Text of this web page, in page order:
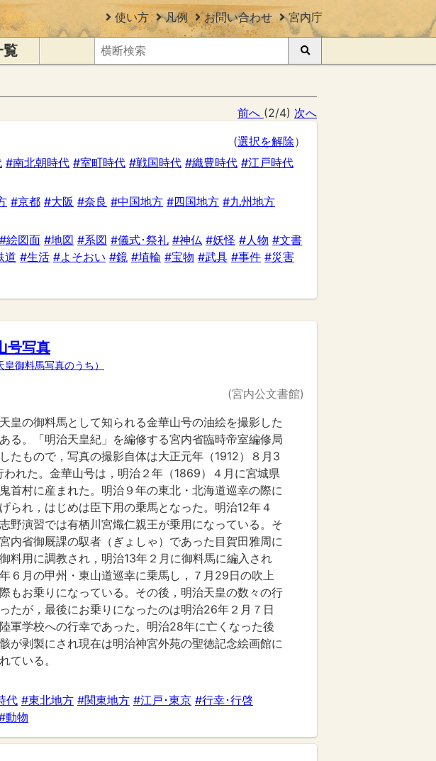
使い方 凡例 お問い合わせ 宮内庁
覧
前へ (2/4) 次へ
(選択を解除）
#南北朝時代 #室町時代 #戦国時代 #織豊時代 #江戸時代
#京都 #大阪 #奈良 #中国地方 #四国地方 #九州地方
#絵図面 #地図 #系図 #儀式･祭礼 #神仏 #妖怪 #人物 #文書
道 #生活 #よそおい #鏡 #埴輪 #宝物 #武具 #事件 #災害
号写真
皇御料馬写真のうち）
(宮内公文書館)
皇の御料馬として知られる金華山号の油絵を撮影した
る。「明治天皇紀」を編修する宮内省臨時帝室編修局
たもので，写真の撮影自体は大正元年（1912）８月3
われた。金華山号は，明治２年（1869）４月に宮城県
首村に産まれた。明治９年の東北・北海道巡幸の際に
られ，はじめは臣下用の乗馬となった。明治12年４
野演習では有栖川宮熾仁親王が乗用になっている。そ
内省御厩課の馭者（ぎょしゃ）であった目賀田雅周に
料用に調教され，明治13年２月に御料馬に編入され
６月の甲州・東山道巡幸に乗馬し，７月29日の吹上
もお乗りになっている。その後，明治天皇の数々の行
たが，最後にお乗りになったのは明治26年２月７日
軍学校への行幸であった。明治28年に亡くなった後
が剥製にされ現在は明治神宮外苑の聖徳記念絵画館に
ている。
代 #東北地方 #関東地方 #江戸･東京 #行幸･行啓
動物